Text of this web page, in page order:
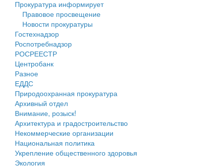
Проекты планировки территории
Собрание депутатов
Городское поселение
Сельские поселения
Прокуратура информирует
Правовое просвещение
Новости прокуратуры
Гостехнадзор
Роспотребнадзор
РОСРЕЕСТР
Центробанк
Разное
ЕДДС
Природоохранная прокуратура
Архивный отдел
Внимание, розыск!
Архитектура и градостроительство
Некоммерческие организации
Национальная политика
Укрепление общественного здоровья
Экология